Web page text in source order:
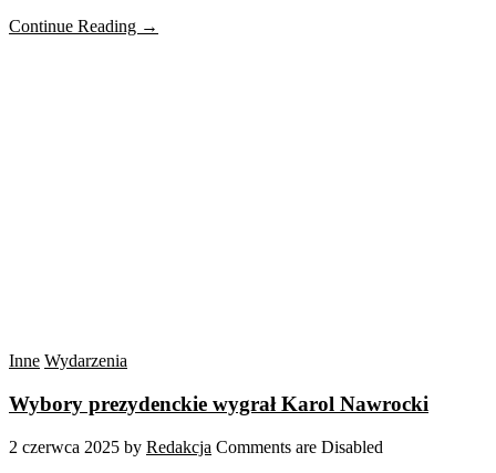
Continue Reading →
Inne Wydarzenia
Wybory prezydenckie wygrał Karol Nawrocki
2 czerwca 2025 by Redakcja Comments are Disabled